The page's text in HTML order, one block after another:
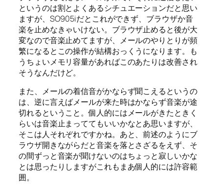
というのは割とよくあるシチュエーションだと思い
ますが、SO905iだとこれができず、ブラウザか音
楽を止めなきゃいけない。ブラウザ止めると後が大
変なので音楽止めてますが、メールのやりとりが頻
繁になるとこの操作が結構おっくうになります。も
うちょいメモリ容量があればこのあたりは改善され
そうなんだけど。
また、メールの着信音がかならず聞こえるというの
は、逆に言えばメールが来た時はかならず音楽が途
切れるということ。個人的にはメールがきたときく
らいは音楽止まっててもいいかなとあ思いますが、
そこは人それぞれですかね。あと、前述のようにブ
ラウザ開きながらだと音楽を落とさざるをえず、そ
の間ずっと音楽が聞けないのはちょっと寂しいかな
とは思ったりしますがこれもまあ個人的には許容範
囲。